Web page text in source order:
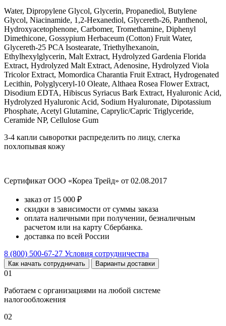
Water, Dipropylene Glycol, Glycerin, Propanediol, Butylene
Glycol, Niacinamide, 1,2-Hexanediol, Glycereth-26, Panthenol,
Hydroxyacetophenone, Carbomer, Tromethamine, Diphenyl
Dimethicone, Gossypium Herbaceum (Cotton) Fruit Water,
Glycereth-25 PCA Isostearate, Triethylhexanoin,
Ethylhexylglycerin, Malt Extract, Hydrolyzed Gardenia Florida
Extract, Hydrolyzed Malt Extract, Adenosine, Hydrolyzed Viola
Tricolor Extract, Momordica Charantia Fruit Extract, Hydrogenated
Lecithin, Polyglyceryl-10 Oleate, Althaea Rosea Flower Extract,
Disodium EDTA, Hibiscus Syriacus Bark Extract, Hyaluronic Acid,
Hydrolyzed Hyaluronic Acid, Sodium Hyaluronate, Dipotassium
Phosphate, Acetyl Glutamine, Caprylic/Capric Triglyceride,
Ceramide NP, Cellulose Gum
3-4 капли сыворотки распределить по лицу, слегка
похлопывая кожу
Сертификат ООО «Кореа Трейд» от 02.08.2017
заказ от 15 000 ₽
скидки в зависимости от суммы заказа
оплата наличными при получении, безналичным
расчетом или на карту Сбербанка.
доставка по всей России
8 (800) 500-67-27 Условия сотрудничества
Как начать сотрудничать Варианты доставки
01
Работаем с организациями на любой системе
налогообложения
02